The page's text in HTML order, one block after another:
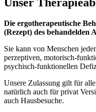
Die ergotherapeutische
(Rezept) des behandelden
Sie kann von Menschen
perzeptiven, motorisch-
psychisch-funktionellen
Unsere Zulassung gilt für
natürlich auch für privat
auch Hausbesuche.